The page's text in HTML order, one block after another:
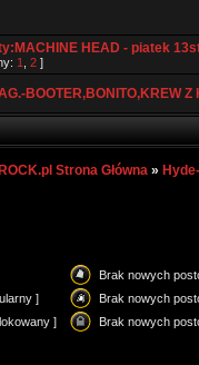
HEAD - piatek
1 2 ]
BOOTER,BONITO,KREW
Strona Główna »
Brak nowych
]
Brak nowych
]
Brak nowych